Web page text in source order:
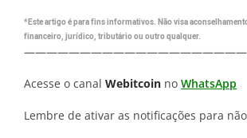
*Este artigo é para fins informativos. Não visa
financeiro, jurídico, tributário ou outro qualquer.
Acesse o canal Webitcoin no WhatsApp
Lembre de ativar as notificações para